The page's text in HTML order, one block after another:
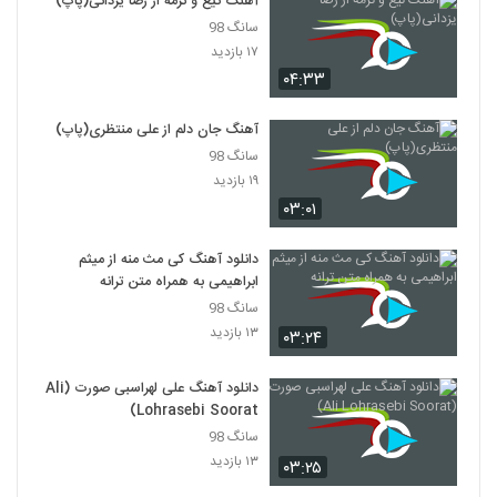
2158
دانلود آهنگ علی سدلی بی تاب دلم
۳۵۱ بازدید
موزیک زیبای بارون از بیژن زارع
2161
دانلود آهنگ خاتون از امیر موجودی
Shahryar Malek To Age Jam Bodi
آهنگ قایم موشک از شمیم(پاپ)
۰۴:۳۳
سانگ 98
۱۷ بازدید
۰۳:۰۱
آهنگ جان دلم از علی منتظری(پاپ)
سانگ 98
۱۹ بازدید
۰۳:۲۴
دانلود آهنگ کی مث منه از میثم
ابراهیمی به همراه متن ترانه
سانگ 98
۱۳ بازدید
۰۳:۲۵
دانلود آهنگ علی لهراسبی صورت (Ali
Lohrasebi Soorat)
سانگ 98
۱۳ بازدید